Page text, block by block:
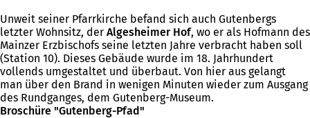
Unweit seiner Pfarrkirche befand sich auch Gutenbergs
letzter Wohnsitz, der Algesheimer Hof, wo er als Hofmann des
Mainzer Erzbischofs seine letzten Jahre verbracht haben soll
(Station 10). Dieses Gebäude wurde im 18. Jahrhundert
vollends umgestaltet und überbaut. Von hier aus gelangt
man über den Brand in wenigen Minuten wieder zum Ausgang
des Rundganges, dem Gutenberg-Museum.
Broschüre "Gutenberg-Pfad"